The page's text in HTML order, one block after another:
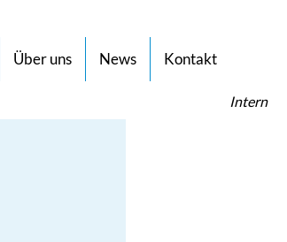
Über uns News Kontakt
Intern